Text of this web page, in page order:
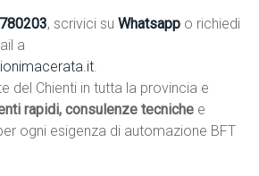
, scrivici suWhatsapp o richiedi
a
.
del Chienti in tutta la provincia e
rapidi, consulenze tecniche e
ogni esigenza di automazione BFT